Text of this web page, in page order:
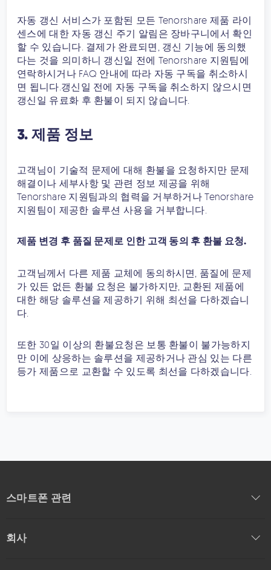
자동 갱신 서비스가 포함된 모든 Tenorshare 제품 라이
센스에 대한 자동 갱신 주기 알림은 장바구니에서 확인
할 수 있습니다. 결제가 완료되면, 갱신 기능에 동의했
다는 것을 의미하니 갱신일 전에 Tenorshare 지원팀에
연락하시거나 FAQ 안내에 따라 자동 구독을 취소하시
면 됩니다.갱신일 전에 자동 구독을 취소하지 않으시면
갱신일 유료화 후 환불이 되지 않습니다.
3. 제품 정보
고객님이 기술적 문제에 대해 환불을 요청하지만 문제
해결이나 세부사항 및 관련 정보 제공을 위해
Tenorshare 지원팀과의 협력을 거부하거나 Tenorshare
지원팀이 제공한 솔루션 사용을 거부합니다.
제품 변경 후 품질 문제로 인한 고객 동의 후 환불 요청.
고객님께서 다른 제품 교체에 동의하시면, 품질에 문제
가 있든 없든 환불 요청은 불가하지만, 교환된 제품에
대한 해당 솔루션을 제공하기 위해 최선을 다하겠습니
다.
또한 30일 이상의 환불요청은 보통 환불이 불가능하지
만 이에 상응하는 솔루션을 제공하거나 관심 있는 다른
등가 제품으로 교환할 수 있도록 최선을 다하겠습니다.
스마트폰 관련
회사